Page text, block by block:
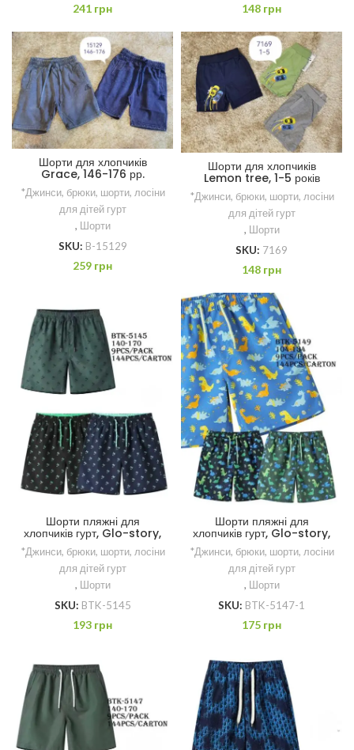
241 грн 148 грн
Шорти для хлопчиків
Grace, 146-176 рр.
*Джинси, брюки, шорти, лосіни
для дітей гурт
, Шорти
SKU: B-15129
259 грн
Шорти для хлопчиків
Lemon tree, 1-5 років
*Джинси, брюки, шорти, лосіни
для дітей гурт
, Шорти
SKU: 7169
148 грн
Шорти пляжні для
хлопчиків гурт, Glo-story,
140-170 рр.
*Джинси, брюки, шорти, лосіни
для дітей гурт
, Шорти
SKU: BTK-5145
193 грн
Шорти пляжні для
хлопчиків гурт, Glo-story,
104-134 рр.
*Джинси, брюки, шорти, лосіни
для дітей гурт
, Шорти
SKU: BTK-5147-1
175 грн